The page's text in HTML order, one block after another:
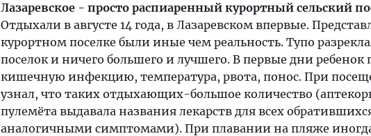
Лазаревское - просто распиаренный курортный сельский
Отдыхали в августе 14 года, в Лазаревском впервые.
курортном поселке были иные чем реальность. Тупо
поселок и ничего большего и лучшего. В первые дни ребенок
кишечную инфекцию, температура, рвота, понос. При
узнал, что таких отдыхающих-большое количество
пулемёта выдавала названия лекарств для всех
аналогичными симптомами). При плавании на пляже